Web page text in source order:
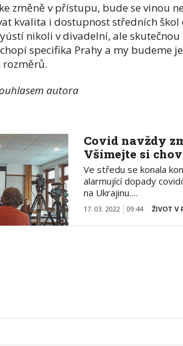
změně v přístupu, bude se vinou
kvalita i dostupnost středních
nikoli v divadelní, ale
specifika Prahy a my budeme
autora
Covid navždy
Všímejte si
Ve středu se konala
alarmující dopady
na Ukrajinu.…
17. 03. 2022 09:44 ŽIVOT V